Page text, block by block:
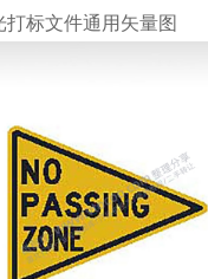
标文件通用矢量图